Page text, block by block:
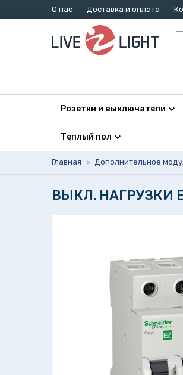
О нас Доставка и оплата
Розетки и выключатели
Теплый пол
Главная > Дополнительное
ВЫКЛ. НАГРУЗКИ